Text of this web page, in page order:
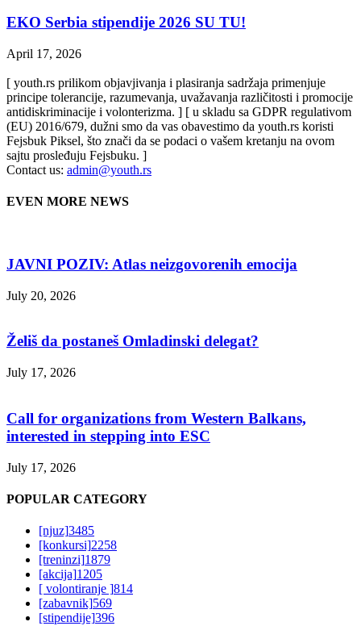
EKO Serbia stipendije 2026 SU TU!
April 17, 2026
[ youth.rs prilikom objavjivanja i plasiranja sadržaja primenjuje
principe tolerancije, razumevanja, uvažavanja različitosti i promocije
antidiskriminacije i volonterizma. ] [ u skladu sa GDPR regulativom
(EU) 2016/679, dužni smo da vas obavestimo da youth.rs koristi
Fejsbuk Piksel, što znači da se podaci o vašem kretanju na ovom
sajtu prosleđuju Fejsbuku. ]
Contact us: admin@youth.rs
EVEN MORE NEWS
JAVNI POZIV: Atlas neizgovorenih emocija
July 20, 2026
Želiš da postaneš Omladinski delegat?
July 17, 2026
Call for organizations from Western Balkans,
interested in stepping into ESC
July 17, 2026
POPULAR CATEGORY
[njuz]3485
[konkursi]2258
[treninzi]1879
[akcija]1205
[ volontiranje ]814
[zabavnik]569
[stipendije]396